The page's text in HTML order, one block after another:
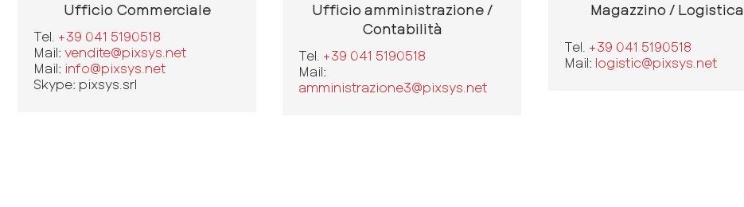
Ufficio Commerciale
Tel. +39 041 5190518
Mail: vendite@pixsys.net
Mail: info@pixsys.net
Skype: pixsys.srl
Ufficio amministrazione /
Contabilità
Tel. +39 041 5190518
Mail:
amministrazione3@pixsys.net
Magazzino / Logistica
Tel. +39 041 5190518
Mail: logistic@pixsys.net